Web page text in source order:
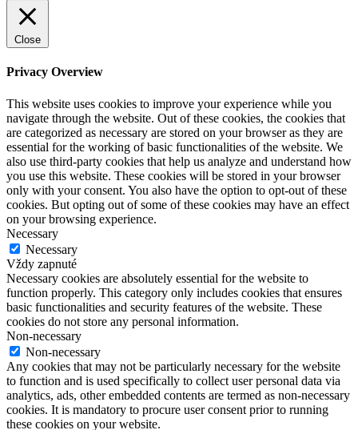
Close
Privacy Overview
This website uses cookies to improve your experience while you
navigate through the website. Out of these cookies, the cookies that
are categorized as necessary are stored on your browser as they are
essential for the working of basic functionalities of the website. We
also use third-party cookies that help us analyze and understand how
you use this website. These cookies will be stored in your browser
only with your consent. You also have the option to opt-out of these
cookies. But opting out of some of these cookies may have an effect
on your browsing experience.
Necessary
Necessary
Vždy zapnuté
Necessary cookies are absolutely essential for the website to
function properly. This category only includes cookies that ensures
basic functionalities and security features of the website. These
cookies do not store any personal information.
Non-necessary
Non-necessary
Any cookies that may not be particularly necessary for the website
to function and is used specifically to collect user personal data via
analytics, ads, other embedded contents are termed as non-necessary
cookies. It is mandatory to procure user consent prior to running
these cookies on your website.